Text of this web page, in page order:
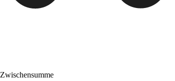
Zwischensumme